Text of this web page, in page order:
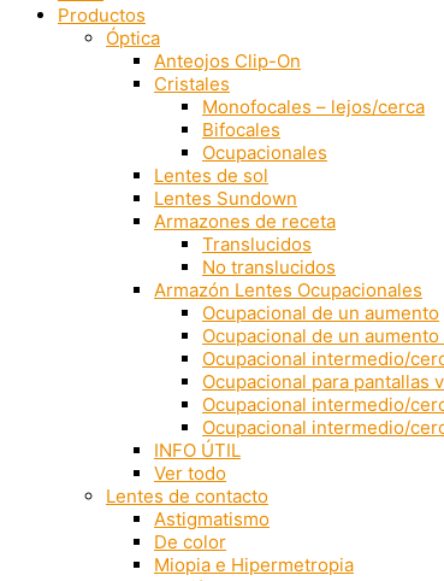
Productos
Óptica
Anteojos Clip-On
Cristales
Monofocales – lejos/cerca
Bifocales
Ocupacionales
Lentes de sol
Lentes Sundown
Armazones de receta
Translucidos
No translucidos
Armazón Lentes Ocupacionales
Ocupacional de un aumento
Ocupacional de un
Ocupacional intermedio/
Ocupacional para pantallas
Ocupacional intermedio/
Ocupacional intermedio/
INFO ÚTIL
Ver todo
Lentes de contacto
Astigmatismo
De color
Miopia e Hipermetropia